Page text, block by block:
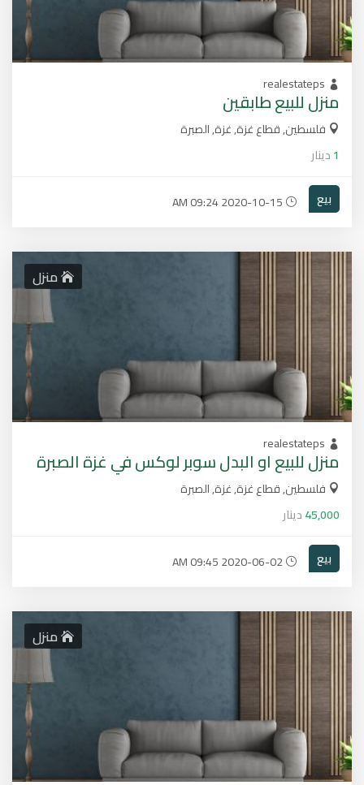
realestateps
منزل للبيع طابقين
فلسطين, قطاع غزة, غزة, الصبرة
1دينار
بيع
منزل
realestateps
منزل للبيع او البدل سوبر لوكس في غزة الصبرة
فلسطين, قطاع غزة, غزة, الصبرة
45,000دينار
بيع
منزل